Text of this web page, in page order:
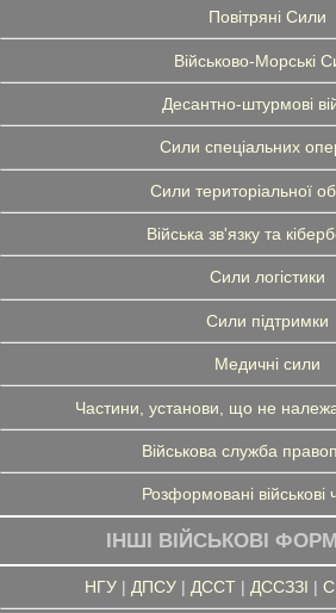
Повітряні Сили
Військово-Морські
Десантно-штурмові
Сили спеціальних
Сили територіальної
Війська зв'язку та
Сили логістики
Сили підтримки
Медичні сили
Частини, установи, що не
Військова служба
Розформовані військові
ІНШІ ВІЙСЬКОВІ
НГУ| ДПСУ| ДССТ| ДССЗЗІ |